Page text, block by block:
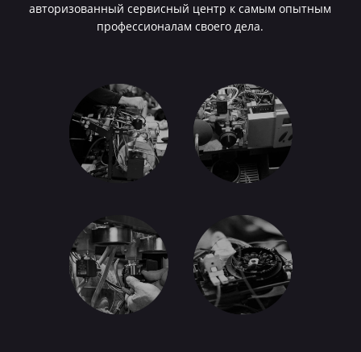
авторизованный сервисный центр к самым опытным
профессионалам своего дела.